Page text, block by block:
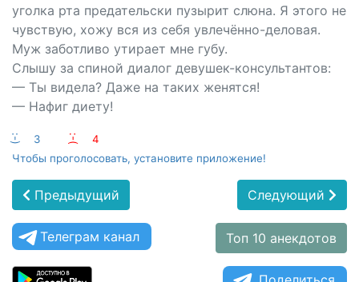
уголка рта предательски пузырит слюна. Я этого не
чувствую, хожу вся из себя увлечённо-деловая.
Муж заботливо утирает мне губу.
Слышу за спиной диалог девушек-консультантов:
— Ты видела? Даже на таких женятся!
— Нафиг диету!
:-) 3 :-(
4
Чтобы проголосовать, установите приложение!
Предыдущий Следующий
Телеграм канал Топ 10 анекдотов